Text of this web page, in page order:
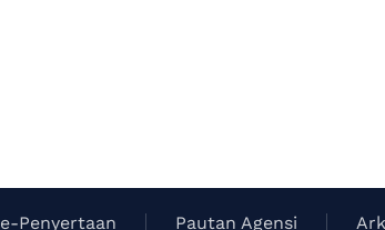
e-Penyertaan Pautan Agensi